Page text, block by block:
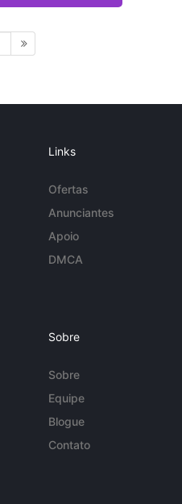
Links
Ofertas
Anunciantes
Apoio
DMCA
Sobre
Sobre
Equipe
Blogue
Contato